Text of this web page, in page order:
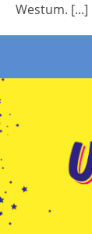
Westum. [...]